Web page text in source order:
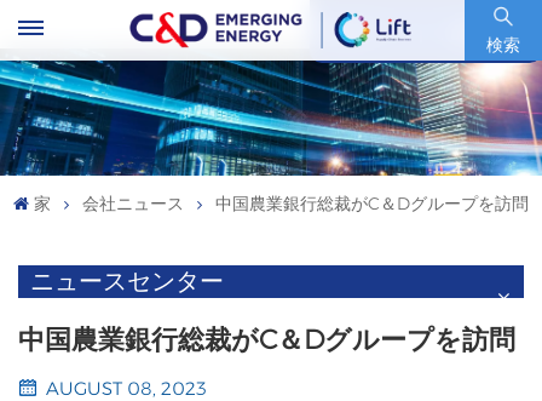
検索
銘柄コード : 600153.SH
家 会社ニュース 中国農業銀行総裁がC＆Dグループを訪問
ニュースセンター
中国農業銀行総裁がC＆Dグループを訪問
AUGUST 08, 2023